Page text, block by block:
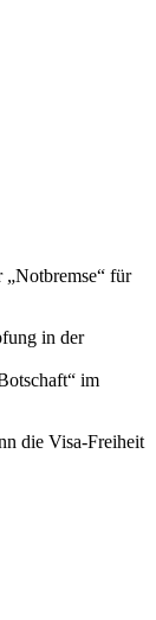
für
in der
im
die Visa-Freiheit